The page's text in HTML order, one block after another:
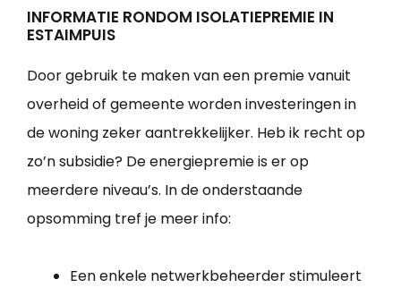
INFORMATIE RONDOM ISOLATIEPREMIE IN
ESTAIMPUIS
Door gebruik te maken van een premie vanuit
overheid of gemeente worden investeringen in
de woning zeker aantrekkelijker. Heb ik recht op
zo’n subsidie? De energiepremie is er op
meerdere niveau’s. In de onderstaande
opsomming tref je meer info:
Een enkele netwerkbeheerder stimuleert